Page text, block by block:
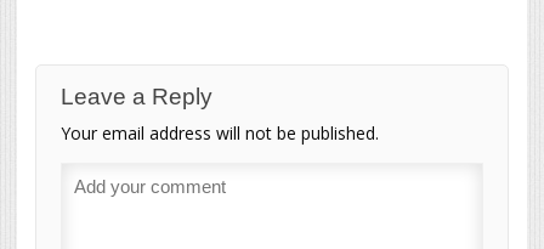
Leave a Reply
Your email address will not be published.